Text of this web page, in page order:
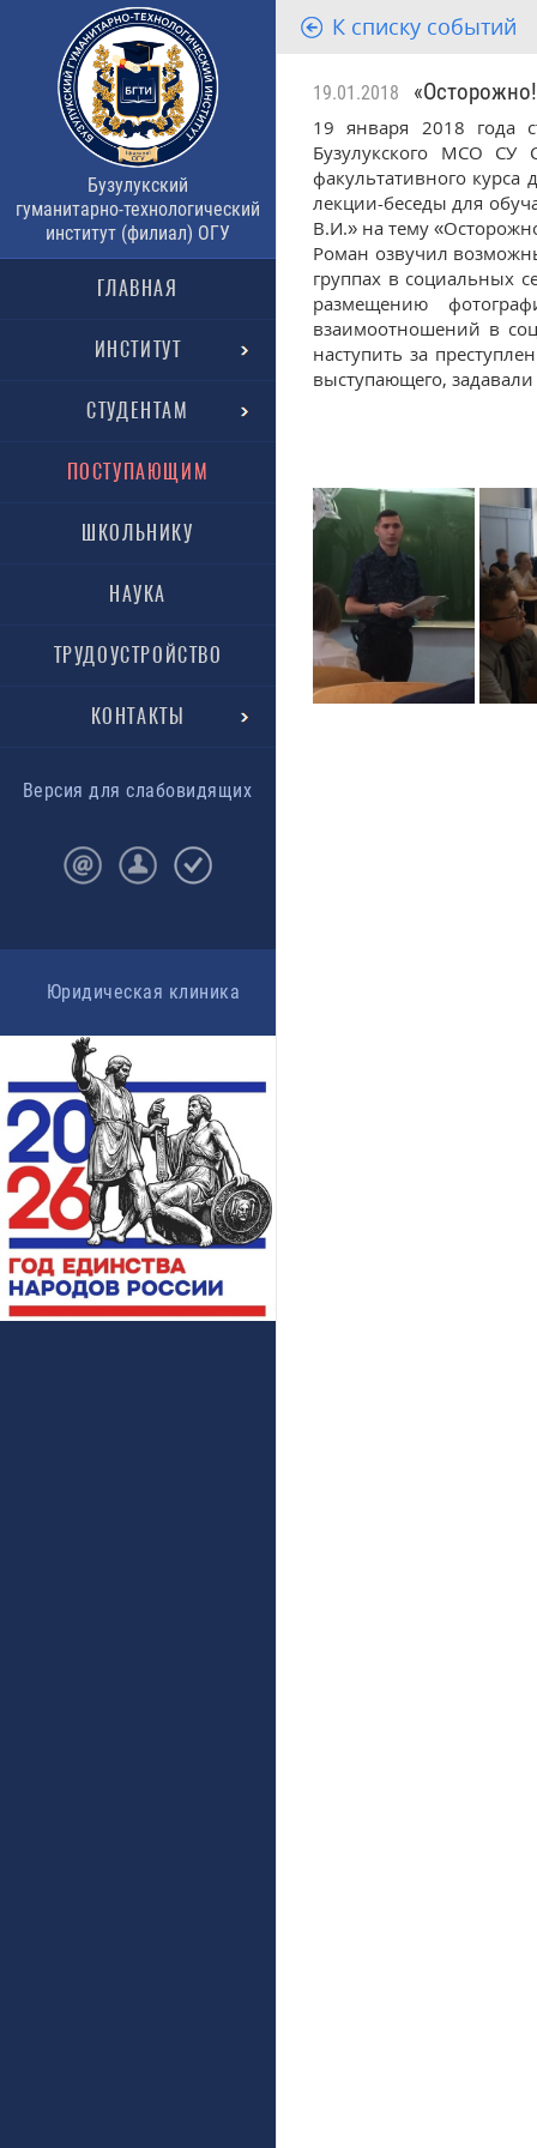
Бузулукский
гуманитарно-технологический
институт (филиал) ОГУ
ГЛАВНАЯ
ИНСТИТУТ
СТУДЕНТАМ
ПОСТУПАЮЩИМ
ШКОЛЬНИКУ
НАУКА
ТРУДОУСТРОЙСТВО
КОНТАКТЫ
Версия для слабовидящих
Юридическая клиника
К списку событий
19.01.2018
19 января 2018 года
Бузулукского МСО СУ
факультативного
лекции-беседы для
В.И.» на тему
Роман озвучил
группах в социальных
размещению
взаимоотношений в
наступить за
выступающего,